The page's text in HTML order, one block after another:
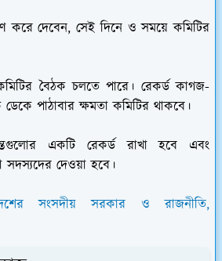
করে দেবেন, সেই দিনে ও সময়ে কমিটির
বৈঠক চলতে পারে। রেকর্ড কাগজ-
ডেকে পাঠাবার ক্ষমতা কমিটির থাকবে।
একটি রেকর্ড রাখা হবে এবং
সদস্যদের দেওয়া হবে।
সংসদীয় সরকার ও রাজনীতি,